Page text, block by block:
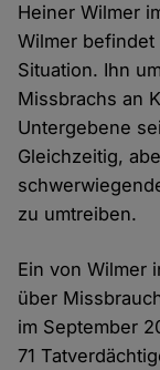
Heiner Wilmer
Wilmer
Situation. Ihn
Missbrachs an
Untergebene
Gleichzeitig,
zu umtreiben.
Ein von Wilmer
über
im September
71